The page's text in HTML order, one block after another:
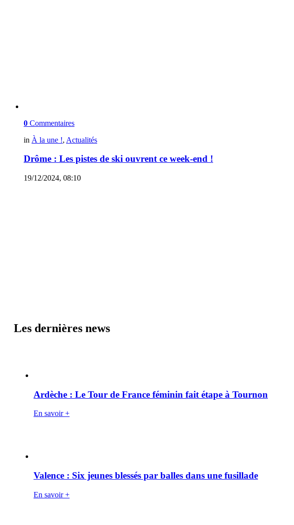
0 Commentaires
in À la une !, Actualités
Drôme : Les pistes de ski ouvrent ce week-end !
19/12/2024, 08:10
Les dernières news
Ardèche : Le Tour de France féminin fait étape à Tournon
En savoir +
Valence : Six jeunes blessés par balles dans une fusillade
En savoir +